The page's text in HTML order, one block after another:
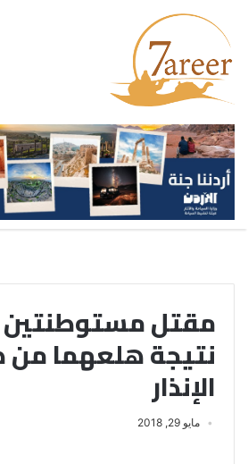
مقتل مستوطنتين
نتيجة هلعهما من
الإنذار
مايو 29, 2018